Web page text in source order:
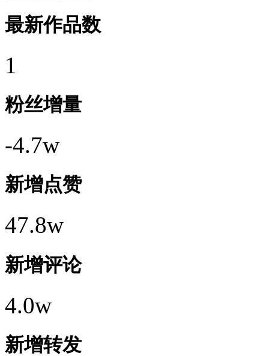
最新作品数
1
粉丝增量
-4.7w
新增点赞
47.8w
新增评论
4.0w
新增转发